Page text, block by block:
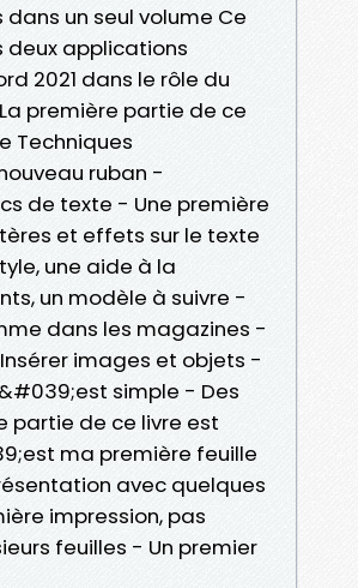
un seul volume Ce
deux applications
2021 dans le rôle du
première partie de ce
Techniques
ruban -
de texte - Une première
et effets sur le texte
une aide à la
un modèle à suivre -
dans les magazines -
images et objets -
simple - Des
partie de ce livre est
ma première feuille
avec quelques
impression, pas
feuilles - Un premier